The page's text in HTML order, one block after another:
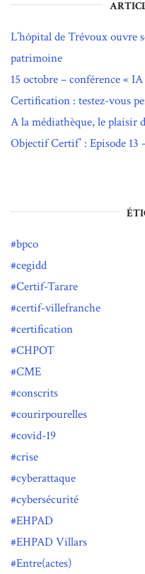
L’hôpital de Trévoux ouvre
patrimoine
15 octobre – conférence «
Certification : testez-vous
A la médiathèque, le plaisir
Objectif Certif’ : Episode
bpco
cegidd
Certif-Tarare
certif-villefranche
certification
CHPOT
CME
conscrits
courirpourelles
covid-19
crise
cyberattaque
cybersécurité
EHPAD
EHPAD Villars
Entre(actes)